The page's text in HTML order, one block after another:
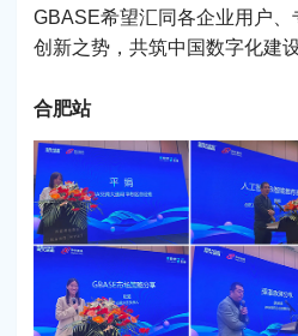
GBASE希望汇同各企业用户
创新之势，共筑中国数字化建
合肥站